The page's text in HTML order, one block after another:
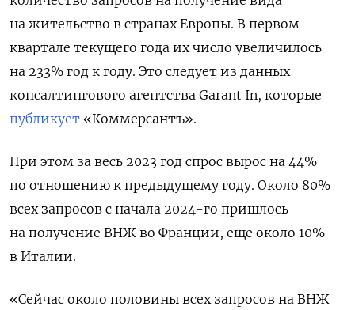
на жительство в странах Европы. В первом
квартале текущего года их число увеличилось
на 233% год к году. Это следует из данных
консалтингового агентства Garant In, которые
публикует «Коммерсантъ».
При этом за весь 2023 год спрос вырос на 44%
по отношению к предыдущему году. Около 80%
всех запросов с начала 2024-го пришлось
на получение ВНЖ во Франции, еще около 10% —
в Италии.
«Сейчас около половины всех запросов на ВНЖ